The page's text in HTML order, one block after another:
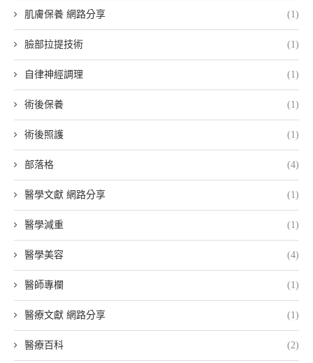
肌膚保養 網路分享 (1)
臉部拉提技術 (1)
自律神經調理 (1)
術後保養 (1)
術後照護 (1)
部落格 (4)
醫學文獻 網路分享 (1)
醫學減重 (1)
醫學美容 (4)
醫師專欄 (1)
醫療文獻 網路分享 (1)
醫療百科 (2)